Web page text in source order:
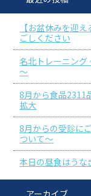
【お盆休みを迎
ごしください
名北トレーニング
～
8月から食品
拡大
8月からの受診に
ついて～
本日の昼食はうな
アーカイブ